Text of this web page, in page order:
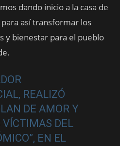
dando inicio a la casa de
así transformar los
y bienestar para el pueblo
, REALIZÓ
DE AMOR Y
VÍCTIMAS DEL
EN EL